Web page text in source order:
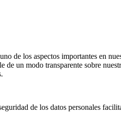
de los aspectos importantes en
de un modo transparente sobre
de los datos personales